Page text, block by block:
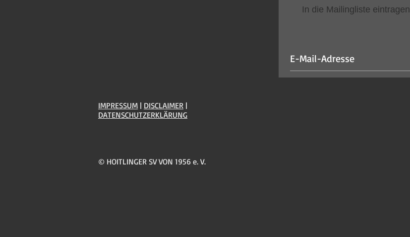
In die Mailingliste eintragen
IMPRESSUM | DISCLAIMER |
DATENSCHUTZERKLÄRUNG
© HOITLINGER SV VON 1956 e. V.